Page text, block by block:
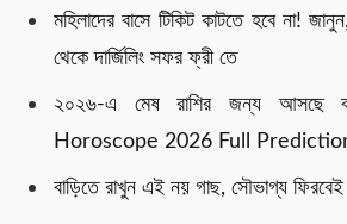
মহিলাদের বাসে টিকিট কাটতে হবে না!
থেকে দার্জিলিং সফর ফ্রী তে
২০২৬-এ মেষ রাশির জন্য
Horoscope 2026 Full
বাড়িতে রাখুন এই নয় গাছ, সৌভাগ্য ফিরবেই